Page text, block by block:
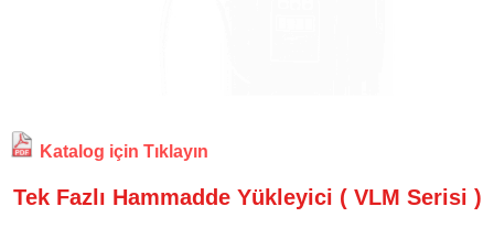
Katalog için Tıklayın
Tek Fazlı Hammadde Yükleyici ( VLM Serisi )